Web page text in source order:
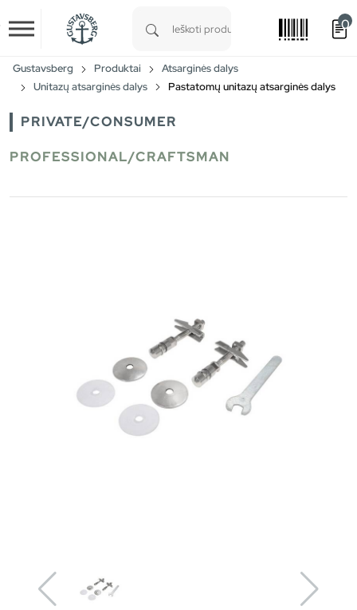
Skip to main content
0
Gustavsberg Produktai
Atsarginės dalys
Unitazų atsarginės dalys
Pastatomų unitazų atsarginės dalys
PRIVATE/CONSUMER
PROFESSIONAL/CRAFTSMAN